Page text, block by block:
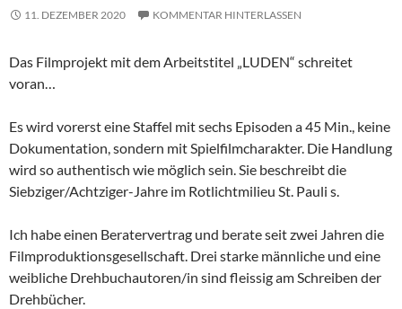
11. DEZEMBER 2020 KOMMENTAR HINTERLASSEN
Das Filmprojekt mit dem Arbeitstitel „LUDEN“ schreitet
voran…
Es wird vorerst eine Staffel mit sechs Episoden a 45 Min., keine
Dokumentation, sondern mit Spielfilmcharakter. Die Handlung
wird so authentisch wie möglich sein. Sie beschreibt die
Siebziger/Achtziger-Jahre im Rotlichtmilieu St. Pauli s.
Ich habe einen Beratervertrag und berate seit zwei Jahren die
Filmproduktionsgesellschaft. Drei starke männliche und eine
weibliche Drehbuchautoren/in sind fleissig am Schreiben der
Drehbücher.